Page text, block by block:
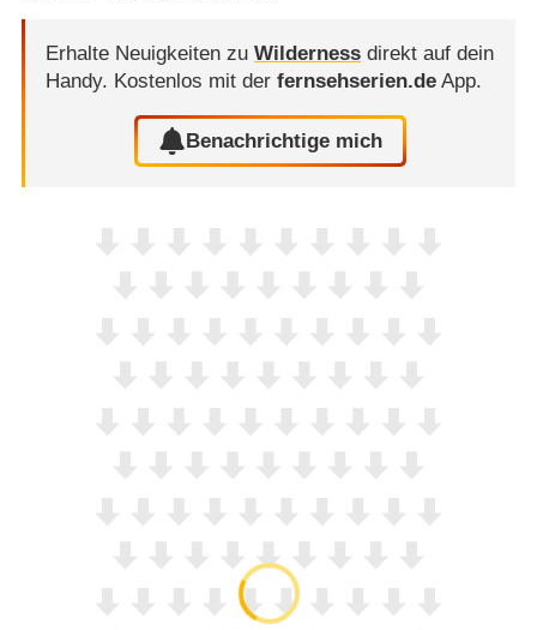
Erhalte Neuigkeiten zu Wildernessdirekt auf dein
Handy. Kostenlos mit der fernsehserien.deApp.
Benachrichtige mich